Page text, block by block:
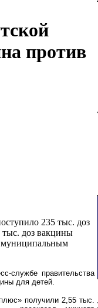
против
235 тыс. доз
доз вакцины
муниципальным
службе правительства
для детей.
получили 2,55 тыс.